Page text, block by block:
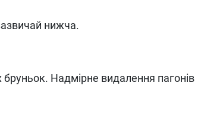
нижча.
Надмірне видалення пагонів